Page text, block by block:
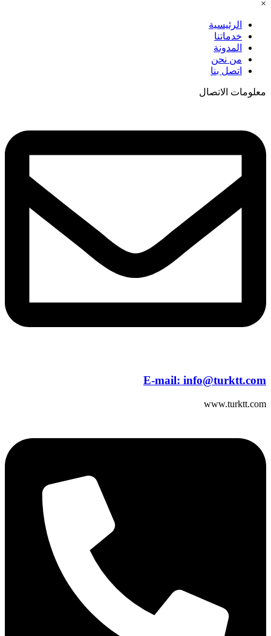
×
الرئيسية
خدماتنا
المدونة
من نحن
اتصل بنا
معلومات الاتصال
E-mail: info@turktt.com
www.turktt.com